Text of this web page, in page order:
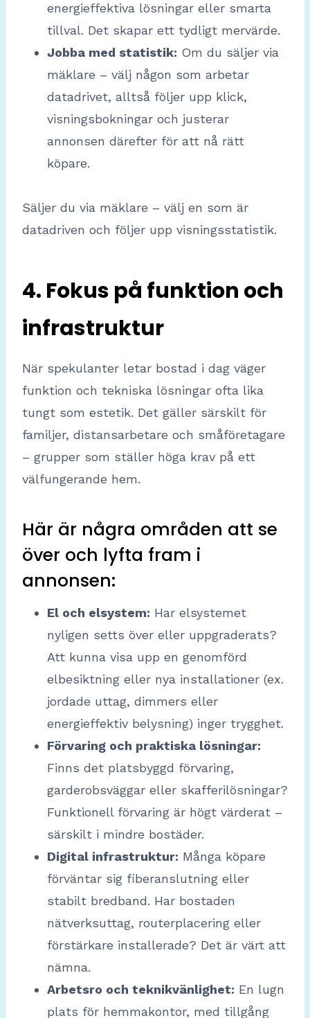
energieffektiva lösningar eller smarta
tillval. Det skapar ett tydligt mervärde.
Jobba med statistik: Om du säljer via
mäklare – välj någon som arbetar
datadrivet, alltså följer upp klick,
visningsbokningar och justerar
annonsen därefter för att nå rätt
köpare.
Säljer du via mäklare – välj en som är
datadriven och följer upp visningsstatistik.
4. Fokus på funktion och
infrastruktur
När spekulanter letar bostad i dag väger
funktion och tekniska lösningar ofta lika
tungt som estetik. Det gäller särskilt för
familjer, distansarbetare och småföretagare
– grupper som ställer höga krav på ett
välfungerande hem.
Här är några områden att se
över och lyfta fram i
annonsen:
El och elsystem: Har elsystemet
nyligen setts över eller uppgraderats?
Att kunna visa upp en genomförd
elbesiktning eller nya installationer (ex.
jordade uttag, dimmers eller
energieffektiv belysning) inger trygghet.
Förvaring och praktiska lösningar:
Finns det platsbyggd förvaring,
garderobsväggar eller skafferilösningar?
Funktionell förvaring är högt värderat –
särskilt i mindre bostäder.
Digital infrastruktur: Många köpare
förväntar sig fiberanslutning eller
stabilt bredband. Har bostaden
nätverksuttag, routerplacering eller
förstärkare installerade? Det är värt att
nämna.
Arbetsro och teknikvänlighet: En lugn
plats för hemmakontor, med tillgång